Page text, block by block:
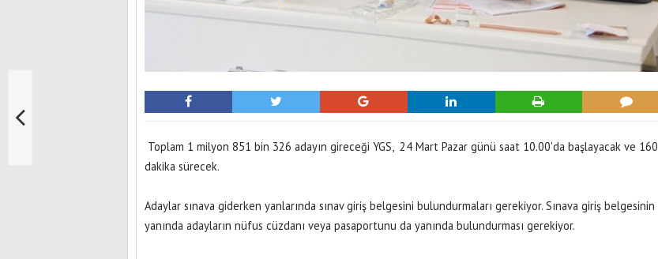
Toplam 1 milyon 851 bin 326 adayın gireceği YGS, 24 Mart Pazar günü saat 10.00'da başlayacak ve 160
dakika sürecek.
Adaylar sınava giderken yanlarında sınav giriş belgesini bulundurmaları gerekiyor. Sınava giriş belgesinin
yanında adayların nüfus cüzdanı veya pasaportunu da yanında bulundurması gerekiyor.